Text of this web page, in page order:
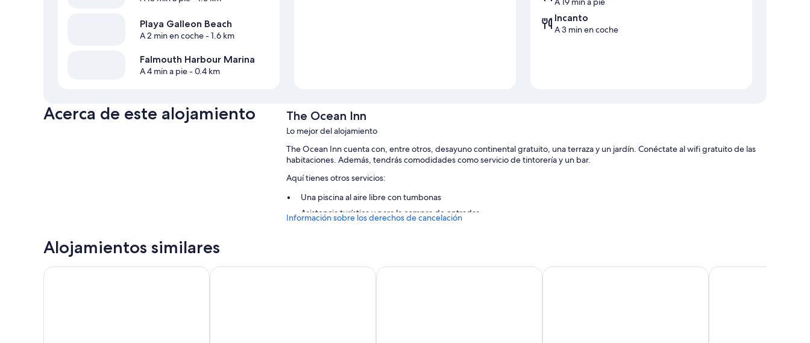
Playa Galleon Beach
A 2 min en coche- 1.6 km
Falmouth Harbour Marina
A 4 min a pie- 0.4 km
Incanto
A 3 min en coche
Acerca de este alojamiento The Ocean Inn
Lo mejor del alojamiento
The Ocean Inn cuenta con, entre otros, desayuno continental gratuito, una terraza y un jardín. Conéctate al wifi gratuito de las
habitaciones. Además, tendrás comodidades como servicio de tintorería y un bar.
Aquí tienes otros servicios:
Una piscina al aire libre con tumbonas
Asistencia turística y para la compra de entradas
Todas las habitaciones cuentan con muebles diferentes y disponen de características que incluyen aire acondicionado, además
Información sobre los derechos de cancelación
Alojamientos similares
Antigua Superyacht Marina & Resort The Moxy The Waterfront Inn - Hostel Catamaran Hotel Marina Copper and Lumber